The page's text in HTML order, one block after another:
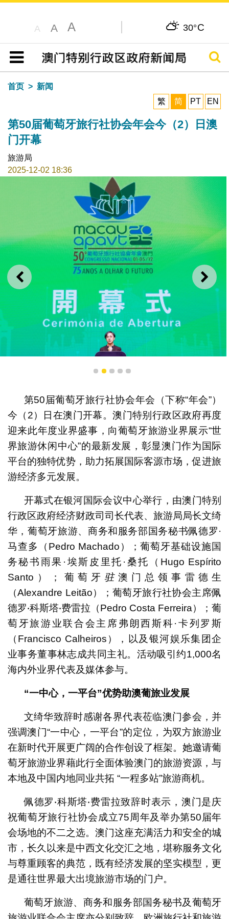
A A A 30°C
目录
搜寻
首页
新闻
繁
简 PT EN
第50届葡萄牙旅行社协会年会今（2）日澳
门开幕
旅游局
2025-12-02 18:36
上一则 下一
1 2 3 4 5
第50届葡萄牙旅行社协会年会（下称“年会”）
今（2）日在澳门开幕。澳门特别行政区政府再度
迎来此年度业界盛事，向葡萄牙旅游业界展示“世
界旅游休闲中心”的最新发展，彰显澳门作为国际
平台的独特优势，助力拓展国际客源市场，促进旅
游经济多元发展。
开幕式在银河国际会议中心举行，由澳门特别
行政区政府经济财政司司长代表、旅游局局长文绮
华，葡萄牙旅游、商务和服务部国务秘书佩德罗·
马查多（Pedro Machado）；葡萄牙基础设施国
务秘书雨果·埃斯皮里托·桑托（Hugo Espírito
Santo）；葡萄牙 驻 澳门总领事雷德生
（Alexandre Leitão）；葡萄牙旅行社协会主席佩
德罗‧科斯塔‧费雷拉（Pedro Costa Ferreira）；葡
萄牙旅游业联合会主席弗朗西斯科·卡列罗斯
（Francisco Calheiros），以及银河娱乐集团企
业事务董事林志成共同主礼。活动吸引约1,000名
海内外业界代表及媒体参与。
“一中心，一平台”优势助澳葡旅业发展
文绮华致辞时感谢各界代表莅临澳门参会，并
强调澳门“一中心，一平台”的定位，为双方旅游业
在新时代开展更广阔的合作创设了框架。她邀请葡
萄牙旅游业界藉此行全面体验澳门的旅游资源，与
本地及中国内地同业共拓 “一程多站”旅游商机。
佩德罗‧科斯塔‧费雷拉致辞时表示，澳门是庆
祝葡萄牙旅行社协会成立75周年及举办第50届年
会场地的不二之选。澳门这座充满活力和安全的城
市，长久以来是中西文化交汇之地，堪称服务文化
与尊重顾客的典范，既有经济发展的坚实模型，更
是通往世界最大出境旅游市场的门户。
葡萄牙旅游、商务和服务部国务秘书及葡萄牙